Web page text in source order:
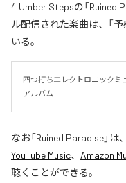
4 Umber Stepsの「Ruined
ル配信された楽曲は、「予
いる。
四つ打ちエレクトロニックミ
アルバム
なお「Ruined Paradise」は、
YouTube Music、 Amazon
聴くことができる。